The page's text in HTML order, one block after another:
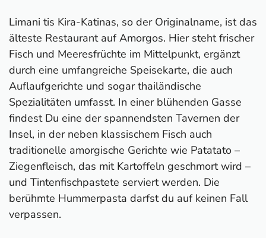
Limani tis Kira-Katinas, so der Originalname, ist das
älteste Restaurant auf Amorgos. Hier steht frischer
Fisch und Meeresfrüchte im Mittelpunkt, ergänzt
durch eine umfangreiche Speisekarte, die auch
Auflaufgerichte und sogar thailändische
Spezialitäten umfasst. In einer blühenden Gasse
findest Du eine der spannendsten Tavernen der
Insel, in der neben klassischem Fisch auch
traditionelle amorgische Gerichte wie Patatato –
Ziegenfleisch, das mit Kartoffeln geschmort wird –
und Tintenfischpastete serviert werden. Die
berühmte Hummerpasta darfst du auf keinen Fall
verpassen.